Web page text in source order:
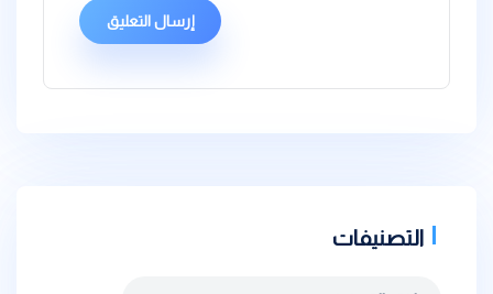
التصنيفات